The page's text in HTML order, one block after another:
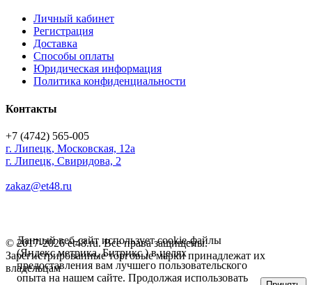
Личный кабинет
Регистрация
Доставка
Способы оплаты
Юридическая информация
Политика конфиденциальности
Контакты
+7 (4742) 565-005
г. Липецк, Московская, 12а
г. Липецк, Свиридова, 2
zakaz@et48.ru
© 2017-2026 et48.ru. Все права защищены.
Зарегистрированные торговые марки принадлежат их
владельцам
Данный веб-сайт использует cookie-файлы
(Яндекс метрика, Битрикс ) в целях
предоставления вам лучшего пользовательского
опыта на нашем сайте. Продолжая использовать